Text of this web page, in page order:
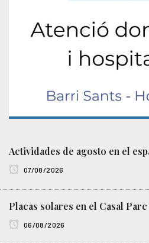
Actividades de agosto en el
07/08/2026
Placas solares en el Casal
06/08/2026